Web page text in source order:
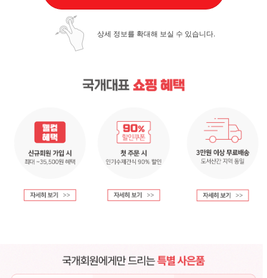
상세 정보를 확대해 보실 수 있습니다.